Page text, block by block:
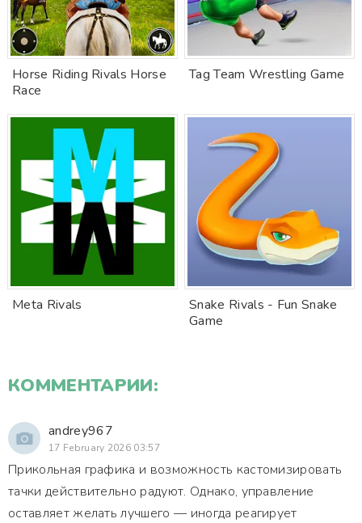
Horse Riding Rivals Horse
Race
Tag Team Wrestling Game
Meta Rivals
Snake Rivals - Fun Snake
Game
КОММЕНТАРИИ:
andrey967
17 February 2026 03:57
Прикольная графика и возможность кастомизировать
тачки действительно радуют. Однако, управление
оставляет желать лучшего — иногда реагирует